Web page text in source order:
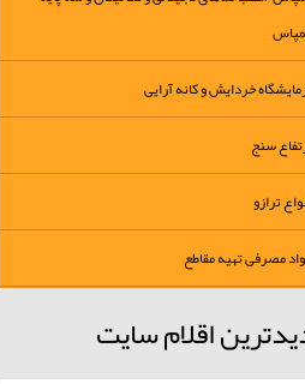
خردایش و کانه آرایی
سنج
ترازو
مصرفی تهیه مقاطع
اقلام سایت